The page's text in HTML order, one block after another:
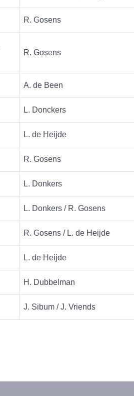
R. Gosens
R. Gosens
A. de Been
L. Donckers
L. de Heijde
R. Gosens
L. Donkers
L. Donkers / R. Gosens
R. Gosens / L. de Heijde
L. de Heijde
H. Dubbelman
J. Sibum / J. Vriends